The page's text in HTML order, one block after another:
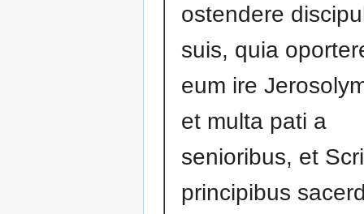
ostendere
suis, quia
eum ire
et multa pati a
senioribus, et
principibus